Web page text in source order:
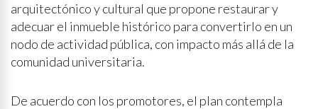
arquitectónico y cultural que propone restaurar y
adecuar el inmueble histórico para convertirlo en un
nodo de actividad pública, con impacto más allá de la
comunidad universitaria.
De acuerdo con los promotores, el plan contempla